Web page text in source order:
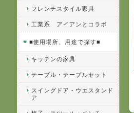
フレンチスタイル家具
工業系 アイアンとコラボ
■使用場所、用途で探す■
キッチンの家具
テーブル・テーブルセット
スイングドア・ウエスタンド
ア